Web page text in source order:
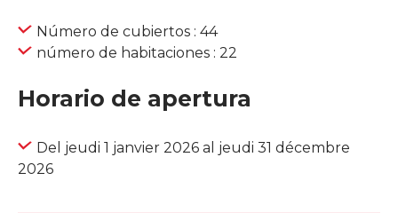
Número de cubiertos : 44
número de habitaciones : 22
Horario de apertura
Del jeudi 1 janvier 2026 al jeudi 31 décembre
2026